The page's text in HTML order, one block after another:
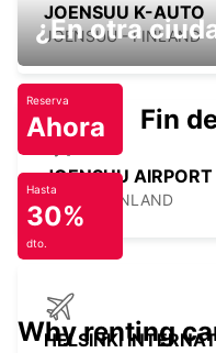
JOENSUU K-AUTO
JOENSUU - FINLAND
JOENSUU AIRPORT
LIPERI - FINLAND
HELSINKI
¿En otra
Reserva
Ahora Fin
Hasta
30%
dto.
Why renting